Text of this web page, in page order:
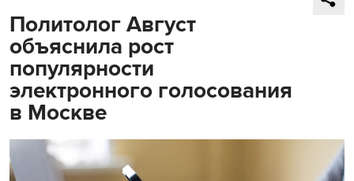
Политолог Август
объяснила рост
популярности
электронного голосования
в Москве